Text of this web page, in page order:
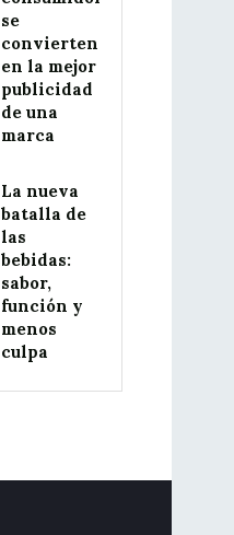
se
convierten
en la mejor
publicidad
de una
marca
La nueva
batalla de
las
bebidas:
sabor,
función y
menos
culpa